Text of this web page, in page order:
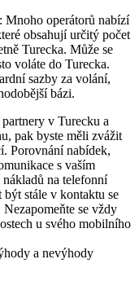
operátorů nabízí
obsahují určitý počet
Turecka. Může se
voláte do Turecka.
sazby za volání,
bázi.
v Turecku a
pak byste měli zvážit
Porovnání nabídek,
s vaším
na telefonní
stále v kontaktu se
se vždy
u svého mobilního